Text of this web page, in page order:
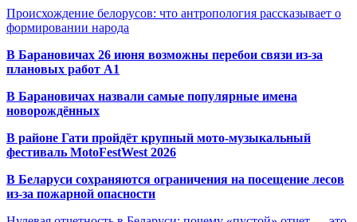
Происхождение белорусов: что антропология рассказывает о
формировании народа
В Барановичах 26 июня возможны перебои связи из-за
плановых работ A1
В Барановичах назвали самые популярные имена
новорождённых
В районе Гати пройдёт крупный мото-музыкальный
фестиваль MotoFestWest 2026
В Беларуси сохраняются ограничения на посещение лесов
из-за пожарной опасности